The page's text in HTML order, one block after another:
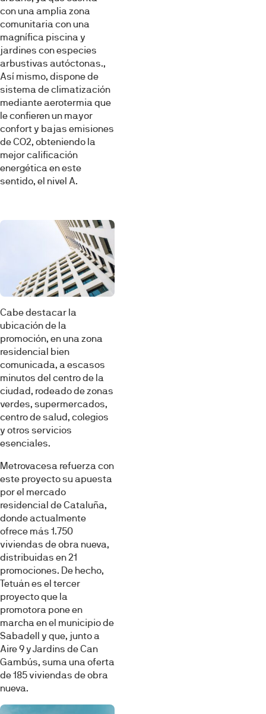
Esta página web usa cookies
Las cookies de este sitio web se usan para personalizar
el contenido y los anuncios, ofrecer funciones de redes
sociales y analizar el tráfico. Además, compartimos
información sobre el uso que haga del sitio web con
nuestros partners de redes sociales, publicidad y análisis
web, quienes pueden combinarla con otra información
que les haya proporcionado o que hayan recopilado a
partir del uso que haya hecho de sus servicios.
Selección
de
consentimiento
Necesarias
Preferencias
Estadística
Marketing
con una amplia zona
comunitaria con una
magnífica piscina y
jardines con especies
arbustivas autóctonas.,
Así mismo, dispone de
sistema de climatización
mediante aerotermia que
le confieren un mayor
confort y bajas emisiones
de CO2, obteniendo la
mejor calificación
energética en este
sentido, el nivel A.
Cabe destacar la
ubicación de la
promoción, en una zona
residencial bien
comunicada, a escasos
minutos del centro de la
ciudad, rodeado de zonas
verdes, supermercados,
centro de salud, colegios
y otros servicios
esenciales.
Metrovacesa refuerza con
este proyecto su apuesta
por el mercado
residencial de Cataluña,
donde actualmente
ofrece más 1.750
viviendas de obra nueva,
distribuidas en 21
promociones. De hecho,
Tetuán es el tercer
proyecto que la
promotora pone en
marcha en el municipio de
Sabadell y que, junto a
Aire 9 y Jardins de Can
Gambús, suma una oferta
de 185 viviendas de obra
nueva.